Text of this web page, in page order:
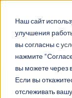
Наш сайт
улучшения
вы согласны с
нажмите
вы можете через
Если вы
отслеживать